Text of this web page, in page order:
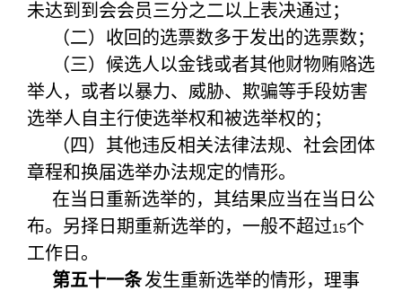
未达到到会会员三分之二以上表决通过；
（二）收回的选票数多于发出的选票数；
（三）候选人以金钱或者其他财物贿赂选
举人，或者以暴力、威胁、欺骗等手段妨害
选举人自主行使选举权和被选举权的；
（四）其他违反相关法律法规、社会团体
章程和换届选举办法规定的情形。
在当日重新选举的，其结果应当在当日公
布。另择日期重新选举的，一般不超过15个
工作日。
第五十一条发生重新选举的情形，理事